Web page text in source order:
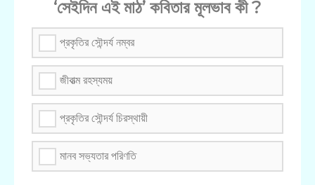
‘সেইদিন এই মাঠ’ কবিতার মূলভাব কী ?
প্রকৃতির সৌন্দর্য নম্বর
জীবাত্ম রহস্যময়
প্রকৃতির সৌন্দর্য চিরস্থায়ী
মানব সভ্যতার পরিণতি